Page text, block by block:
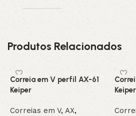
Produtos Relacionados
Correia em V perfil AX-61
Keiper
Correias em V, AX,
Keiper